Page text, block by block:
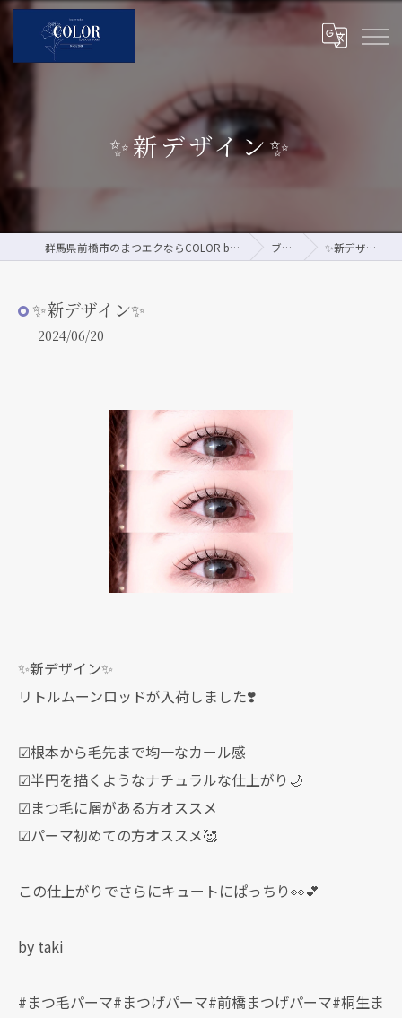
✨新デザイン✨
群馬県前橋市のまつエクならCOLOR by pour vous ブログ ✨新デザイン✨
✨新デザイン✨
2024/06/20
✨新デザイン✨
リトルムーンロッドが入荷しました❣️
☑根本から毛先まで均一なカール感
☑半円を描くようなナチュラルな仕上がり🌙
☑まつ毛に層がある方オススメ
☑パーマ初めての方オススメ🥰
この仕上がりでさらにキュートにぱっちり👀💕
by taki
#まつ毛パーマ#まつげパーマ#前橋まつげパーマ#桐生ま